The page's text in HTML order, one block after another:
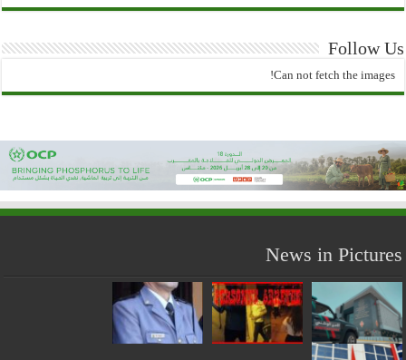
Follow Us
Can not fetch the images!
News in Pictures